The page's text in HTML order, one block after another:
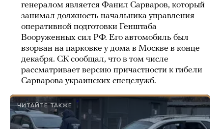
генералом является Фанил Сарваров, который
занимал должность начальника управления
оперативной подготовки Генштаба
Вооруженных сил РФ. Его автомобиль был
взорван на парковке у дома в Москве в конце
декабря. СК сообщал, что в том числе
рассматривает версию причастности к гибели
Сарварова украинских спецслужб.
ЧИТАЙТЕ ТАКЖЕ